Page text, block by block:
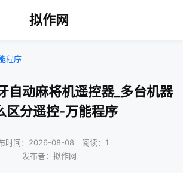
拟作网
程序
自动麻将机遥控器_多台机器
区分遥控-万能程序
时间：2026-08-08｜阅读：1
发布者：拟作网